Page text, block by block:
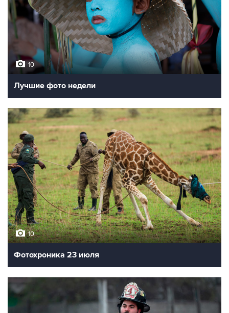
10
Лучшие фото недели
10
Фотохроника 23 июля